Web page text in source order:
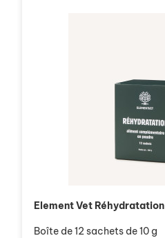
Element Vet Réhydratation
Boîte de 12 sachets de 10 g